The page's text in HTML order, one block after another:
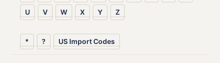
U V W X Y Z
* ? US Import Codes